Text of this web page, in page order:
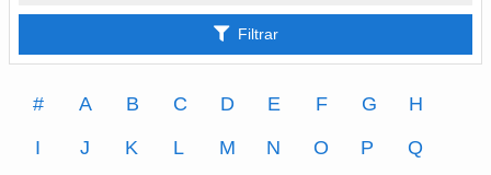
Filtrar
# A B C D E F G
H
I
J K L M N O P
Q